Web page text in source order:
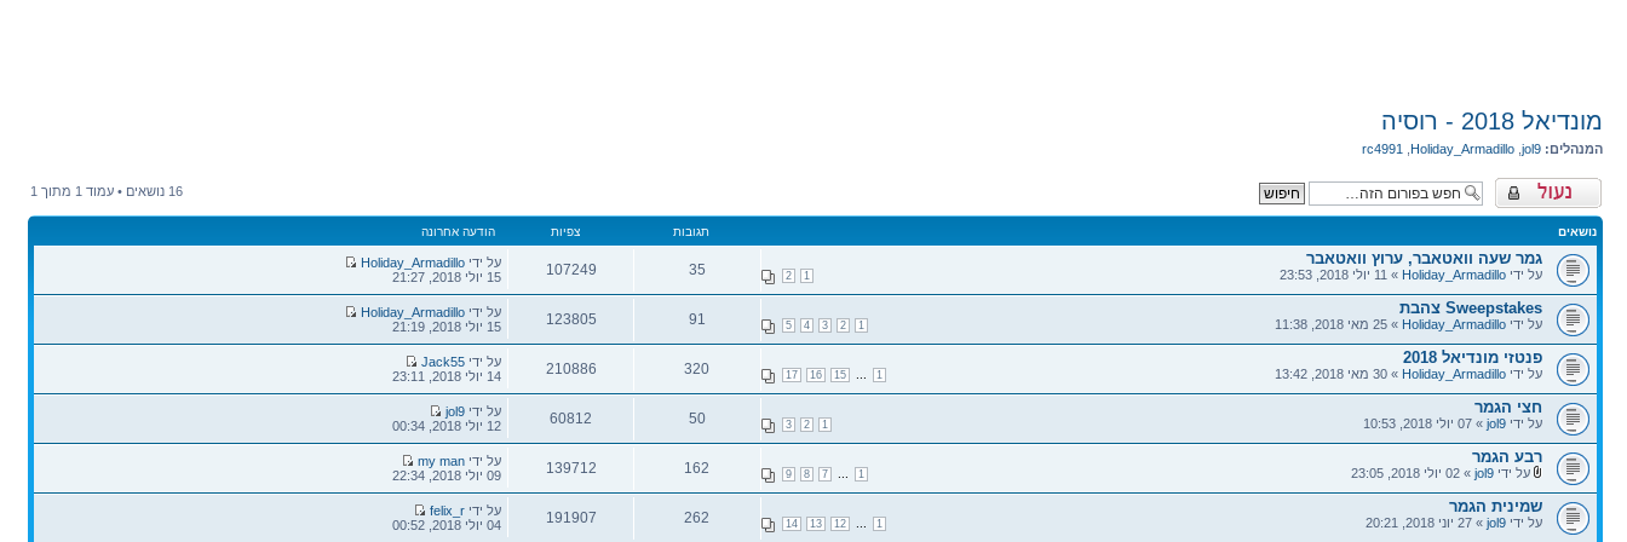
מונדיאל 2018 - רוסיה
המנהלים: jol9
Holiday_Armadillo
rc4991
פורום נעול 16 נושאים • עמוד 1 מתוך 1
נושאים תגובות צפיות הודעה אחרונה
גמר שעה וואטאבר, ערוץ וואטאבר
1
2 על ידי Holiday_Armadillo » 11 יולי 2018, 23:53
35
תגובות
107249
צפיות
הודעה
אחרונה
על ידי Holiday_Armadillo
15 יולי 2018, 21:27
Sweepstakes צהבת
1
2
3
4
5 על ידי Holiday_Armadillo » 25 מאי 2018, 11:38
91
תגובות
123805
צפיות
הודעה
אחרונה
על ידי Holiday_Armadillo
15 יולי 2018, 21:19
פנטזי מונדיאל 2018
1
15
16
17 על ידי Holiday_Armadillo » 30 מאי 2018, 13:42
320
תגובות
210886
צפיות
הודעה
אחרונה
על ידי Jack55
14 יולי 2018, 23:11
חצי הגמר
1
2
3 על ידי jol9 » 07 יולי 2018, 10:53
50
תגובות
60812
צפיות
הודעה
אחרונה
על ידי jol9
12 יולי 2018, 00:34
רבע הגמר
1
7
8
9 על ידי jol9 » 02 יולי 2018, 23:05
162
תגובות
139712
צפיות
הודעה
אחרונה
על ידי my man
09 יולי 2018, 22:34
שמינית הגמר
1
12
13
14 על ידי jol9 » 27 יוני 2018, 20:21
262
191907
הודעה
אחרונה
על ידי felix_r
04 יולי 2018, 00:52